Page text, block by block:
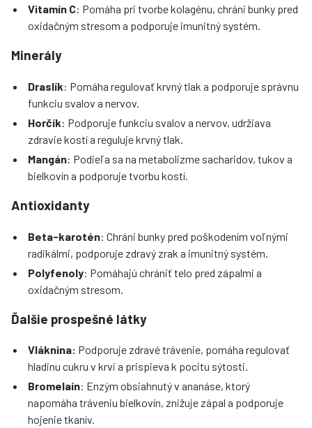
Vitamín C: Pomáha pri tvorbe kolagénu, chráni bunky pred
oxidačným stresom a podporuje imunitný systém.
Minerály
Draslík: Pomáha regulovať krvný tlak a podporuje správnu
funkciu svalov a nervov.
Horčík: Podporuje funkciu svalov a nervov, udržiava
zdravie kostí a reguluje krvný tlak.
Mangán: Podieľa sa na metabolizme sacharidov, tukov a
bielkovín a podporuje tvorbu kostí.
Antioxidanty
Beta-karotén: Chráni bunky pred poškodením voľnými
radikálmi, podporuje zdravý zrak a imunitný systém.
Polyfenoly: Pomáhajú chrániť telo pred zápalmi a
oxidačným stresom.
Ďalšie prospešné látky
Vláknina: Podporuje zdravé trávenie, pomáha regulovať
hladinu cukru v krvi a prispieva k pocitu sýtosti.
Bromelaín: Enzým obsiahnutý v ananáse, ktorý
napomáha tráveniu bielkovín, znižuje zápal a podporuje
hojenie tkanív.